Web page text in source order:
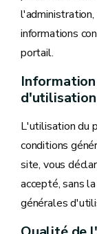
informations
portail.
L'utilisation du
conditions
site, vous
accepté, sans
générales